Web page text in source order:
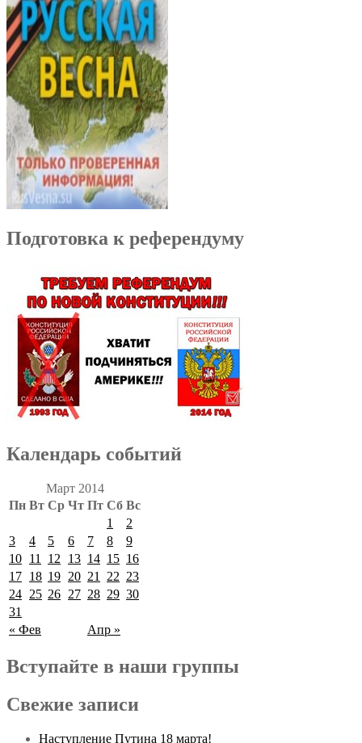
Подготовка к референдуму
Календарь событий
Март 2014
Пн Вт Ср Чт Пт Сб Вс
« Фев Апр »
1
2
3
4 5 6 7 8
9
10 11 12 13 14 15 16
17 18 19 20 21 22 23
24 25 26 27 28 29 30
31
Вступайте в наши группы
Свежие записи
Наступление Путина 18 марта!